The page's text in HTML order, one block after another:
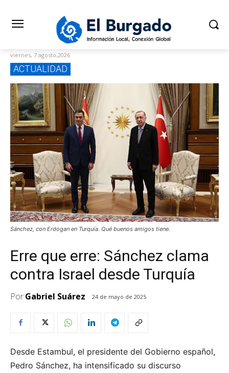
viernes, 7 agosto,2026
ACTUALIDAD
Sánchez, con Erdogan en Turquía. Qué buenos amigos tiene.
Erre que erre: Sánchez clama
contra Israel desde Turquía
PorGabriel Suárez 24 de mayo de 2025
Desde Estambul, el presidente del Gobierno español,
Pedro Sánchez, ha intensificado su discurso